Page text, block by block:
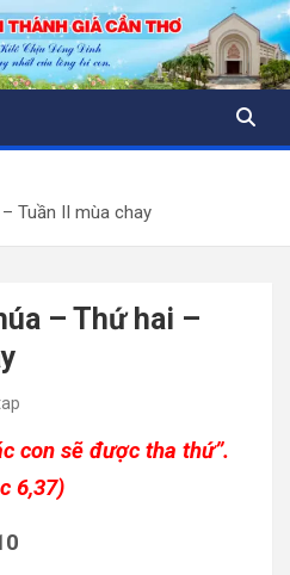
Tuần II mùa chay
– Thứ hai –
con sẽ được tha thứ”.
6,37)